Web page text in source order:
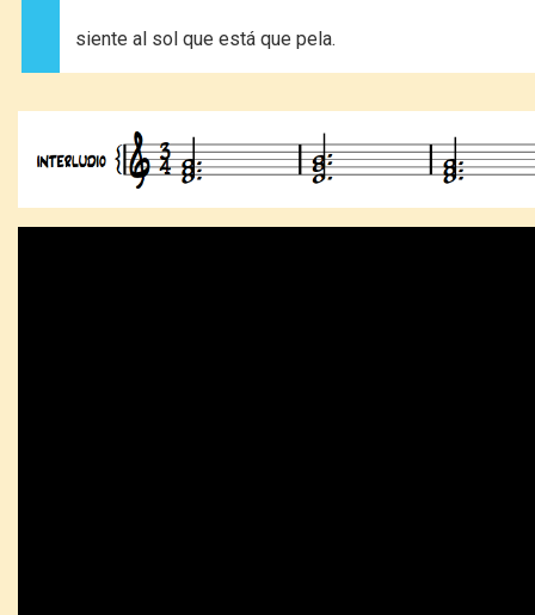
siente al sol que está que pela.